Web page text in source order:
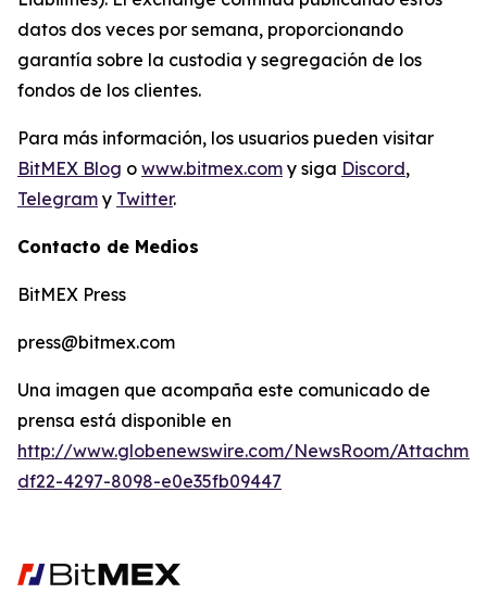
datos dos veces por semana, proporcionando
garantía sobre la custodia y segregación de los
fondos de los clientes.
Para más información, los usuarios pueden visitar
BitMEX Blog o www.bitmex.com y siga Discord,
Telegram y Twitter.
Contacto de Medios
BitMEX Press
press@bitmex.com
Una imagen que acompaña este comunicado de
prensa está disponible en
http://www.globenewswire.com/NewsRoom/
df22-4297-8098-e0e35fb09447